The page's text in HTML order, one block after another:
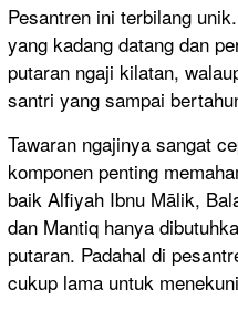
Pesantren ini terbilang
yang kadang datang dan
putaran ngaji kilatan,
santri yang sampai
Tawaran ngajinya sangat
komponen penting
baik Alfiyah Ibnu Mālik,
dan Mantiq hanya
putaran. Padahal di
cukup lama untuk